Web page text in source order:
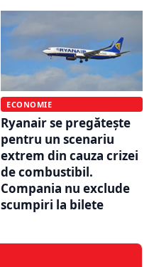
ECONOMIE
Ryanair se pregătește
pentru un scenariu
extrem din cauza crizei
de combustibil.
Compania nu exclude
scumpiri la bilete